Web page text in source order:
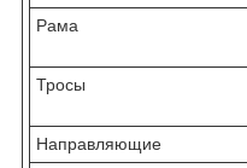
Рама
Тросы
Направляющие